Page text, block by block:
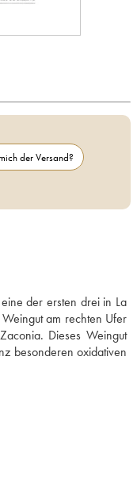
der Versand?
der ersten drei in La
am rechten Ufer
Dieses Weingut
besonderen oxidativen